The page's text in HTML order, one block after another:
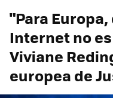
"Para
Internet no
Viviane
europea de